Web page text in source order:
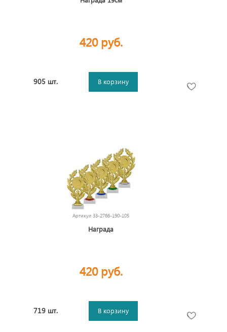
420 руб.
905 шт. В корзину
Артикул 33-2766-190-105
Награда
420 руб.
719 шт. В корзину